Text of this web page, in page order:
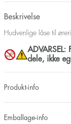
Beskrivelse
Hudvenlige låse til
dele, ikke
Produkt-info
Emballage-info